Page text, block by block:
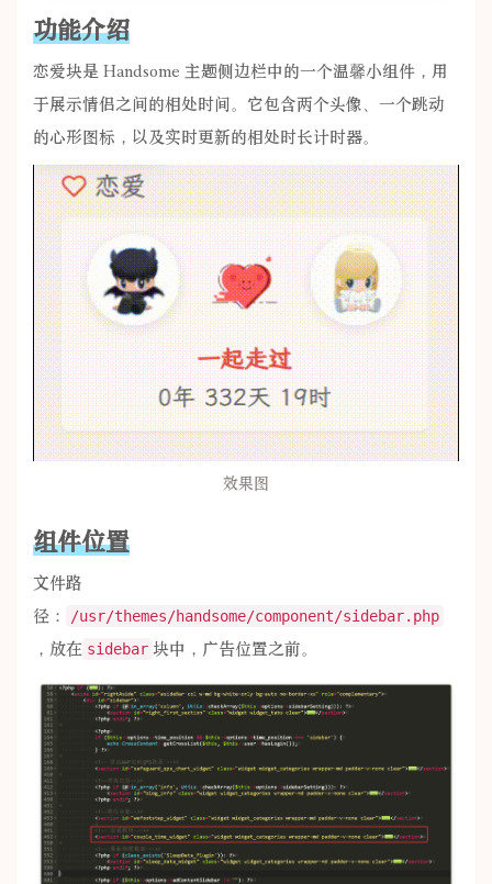
功能介绍
恋爱块是 Handsome 主题侧边栏中的一个温馨小组件，用
于展示情侣之间的相处时间。它包含两个头像、一个跳动
的心形图标，以及实时更新的相处时长计时器。
效果图
组件位置
文件路
径：
/usr/themes/handsome/component/sidebar.php
，放在 sidebar 块中，广告位置之前。